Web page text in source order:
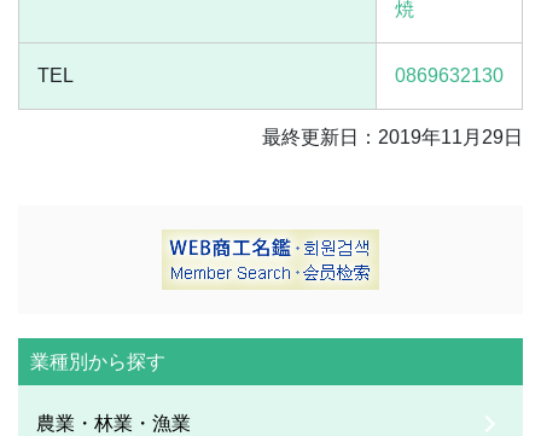
焼
TEL 0869632130
最終更新日：2019年11月29日
業種別から探す
農業・林業・漁業